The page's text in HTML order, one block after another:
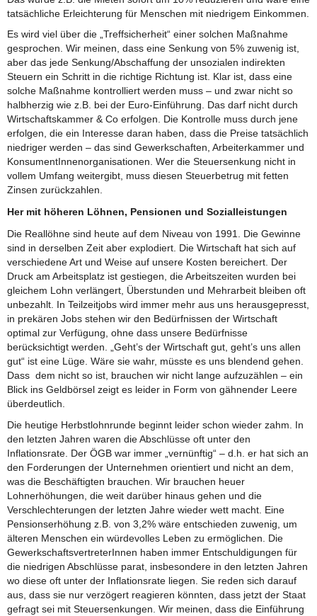
tatsächliche Erleichterung für Menschen mit niedrigem Einkommen.
Es wird viel über die „Treffsicherheit“ einer solchen Maßnahme
gesprochen. Wir meinen, dass eine Senkung von 5% zuwenig ist,
aber das jede Senkung/Abschaffung der unsozialen indirekten
Steuern ein Schritt in die richtige Richtung ist. Klar ist, dass eine
solche Maßnahme kontrolliert werden muss – und zwar nicht so
halbherzig wie z.B. bei der Euro-Einführung. Das darf nicht durch
Wirtschaftskammer & Co erfolgen. Die Kontrolle muss durch jene
erfolgen, die ein Interesse daran haben, dass die Preise tatsächlich
niedriger werden – das sind Gewerkschaften, Arbeiterkammer und
KonsumentInnenorganisationen. Wer die Steuersenkung nicht in
vollem Umfang weitergibt, muss diesen Steuerbetrug mit fetten
Zinsen zurückzahlen.
Her mit höheren Löhnen, Pensionen und Sozialleistungen
Die Reallöhne sind heute auf dem Niveau von 1991. Die Gewinne
sind in derselben Zeit aber explodiert. Die Wirtschaft hat sich auf
verschiedene Art und Weise auf unsere Kosten bereichert. Der
Druck am Arbeitsplatz ist gestiegen, die Arbeitszeiten wurden bei
gleichem Lohn verlängert, Überstunden und Mehrarbeit bleiben oft
unbezahlt. In Teilzeitjobs wird immer mehr aus uns herausgepresst,
in prekären Jobs stehen wir den Bedürfnissen der Wirtschaft
optimal zur Verfügung, ohne dass unsere Bedürfnisse
berücksichtigt werden. „Geht’s der Wirtschaft gut, geht’s uns allen
gut“ ist eine Lüge. Wäre sie wahr, müsste es uns blendend gehen.
Dass dem nicht so ist, brauchen wir nicht lange aufzuzählen – ein
Blick ins Geldbörsel zeigt es leider in Form von gähnender Leere
überdeutlich.
Die heutige Herbstlohnrunde beginnt leider schon wieder zahm. In
den letzten Jahren waren die Abschlüsse oft unter den
Inflationsrate. Der ÖGB war immer „vernünftig“ – d.h. er hat sich an
den Forderungen der Unternehmen orientiert und nicht an dem,
was die Beschäftigten brauchen. Wir brauchen heuer
Lohnerhöhungen, die weit darüber hinaus gehen und die
Verschlechterungen der letzten Jahre wieder wett macht. Eine
Pensionserhöhung z.B. von 3,2% wäre entschieden zuwenig, um
älteren Menschen ein würdevolles Leben zu ermöglichen. Die
GewerkschaftsvertreterInnen haben immer Entschuldigungen für
die niedrigen Abschlüsse parat, insbesondere in den letzten Jahren
wo diese oft unter der Inflationsrate liegen. Sie reden sich darauf
aus, dass sie nur verzögert reagieren könnten, dass jetzt der Staat
gefragt sei mit Steuersenkungen. Wir meinen, dass die Einführung